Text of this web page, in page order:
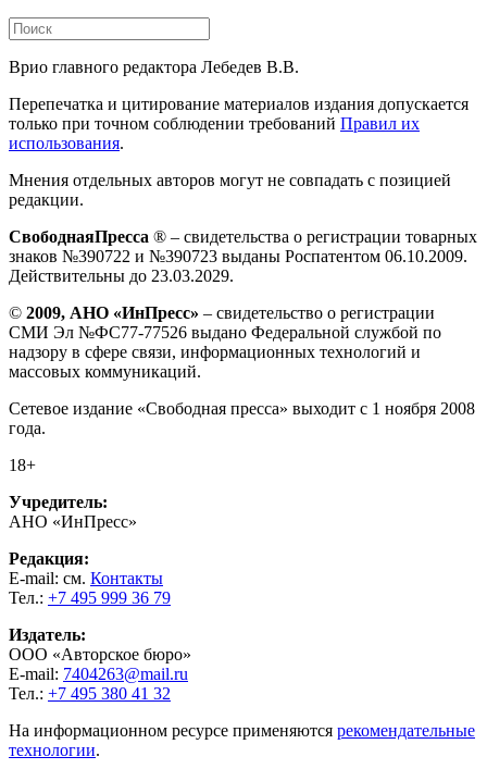
Врио главного редактора Лебедев В.В.
Перепечатка и цитирование материалов издания допускается
только при точном соблюдении требований Правил их
использования.
Мнения отдельных авторов могут не совпадать с позицией
редакции.
СвободнаяПресса ® – свидетельства о регистрации товарных
знаков №390722 и №390723 выданы Роспатентом 06.10.2009.
Действительны до 23.03.2029.
© 2009, АНО «ИнПресс» – свидетельство о регистрации
СМИ Эл №ФС77-77526 выдано Федеральной службой по
надзору в сфере связи, информационных технологий и
массовых коммуникаций.
Сетевое издание «Свободная пресса» выходит с 1 ноября 2008
года.
18+
Учредитель:
АНО «ИнПресс»
Редакция:
E-mail: см. Контакты
Тел.: +7 495 999 36 79
Издатель:
ООО «Авторское бюро»
E-mail: 7404263@mail.ru
Тел.: +7 495 380 41 32
На информационном ресурсе применяются рекомендательные
технологии.